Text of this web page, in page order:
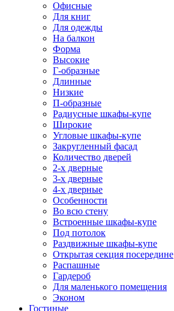
Офисные
Для книг
Для одежды
На балкон
Форма
Высокие
Г-образные
Длинные
Низкие
П-образные
Радиусные шкафы-купе
Широкие
Угловые шкафы-купе
Закругленный фасад
Количество дверей
2-х дверные
3-х дверные
4-х дверные
Особенности
Во всю стену
Встроенные шкафы-купе
Под потолок
Раздвижные шкафы-купе
Открытая секция посередине
Распашные
Гардероб
Для маленького помещения
Эконом
Гостиные